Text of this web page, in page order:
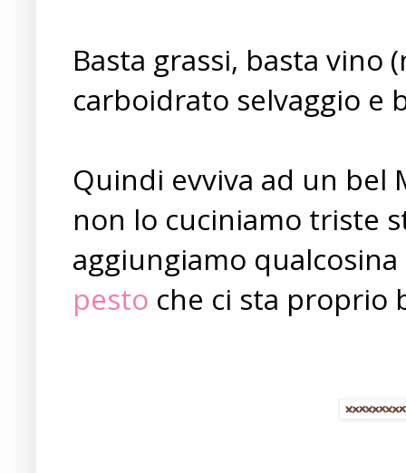
Basta grassi, basta vino
carboidrato selvaggio e
Quindi evviva ad un bel
non lo cuciniamo triste
aggiungiamo
pesto che ci sta proprio